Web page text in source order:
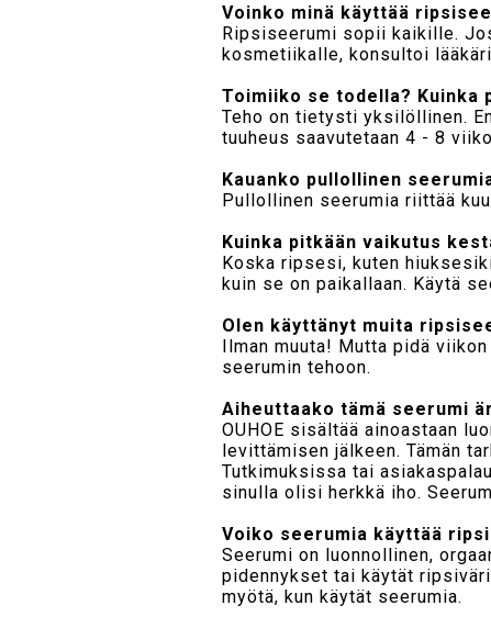
Voinko minä käyttää
Ripsiseerumi sopii kaikille.
kosmetiikalle, konsultoi
Toimiiko se todella? Kuinka
Teho on tietysti yksilöllinen.
tuuheus saavutetaan 4 - 8
Kauanko pullollinen
Pullollinen seerumia riittää
Kuinka pitkään vaikutus
Koska ripsesi, kuten
kuin se on paikallaan. Käytä
Olen käyttänyt muita
Ilman muuta! Mutta pidä
seerumin tehoon.
Aiheuttaako tämä seerumi
OUHOE sisältää ainoastaan
levittämisen jälkeen. Tämän
Tutkimuksissa tai
sinulla olisi herkkä iho.
Voiko seerumia käyttää
Seerumi on luonnollinen,
pidennykset tai käytät
myötä, kun käytät seerumia.